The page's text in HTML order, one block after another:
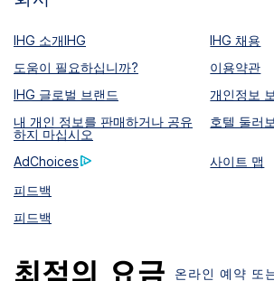
IHG 소개IHG
IHG 채용
도움이 필요하십니까?
이용약관
IHG 글로벌 브랜드
개인정보
내 개인 정보를 판매하거나 공유
하지 마십시오
호텔 둘러
AdChoices
사이트 맵
피드백
피드백
온라인 예약 또